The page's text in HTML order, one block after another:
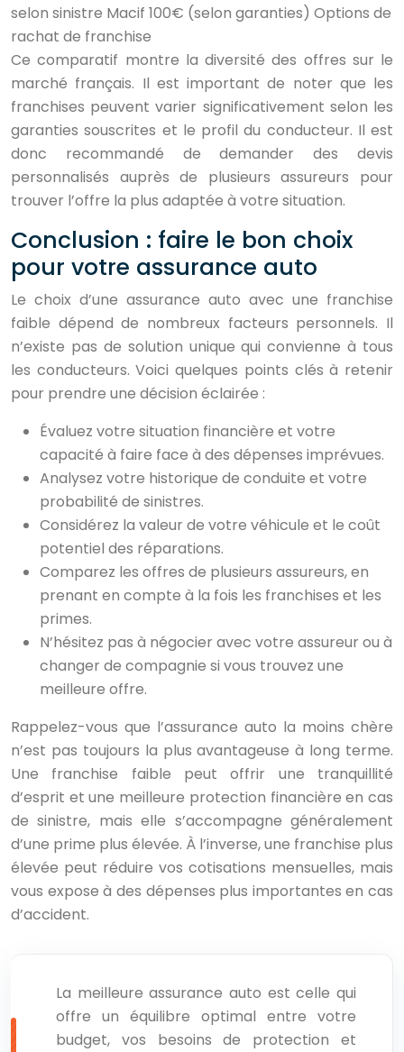
selon sinistre Macif 100€ (selon garanties) Options de
rachat de franchise
Ce comparatif montre la diversité des offres sur le
marché français. Il est important de noter que les
franchises peuvent varier significativement selon les
garanties souscrites et le profil du conducteur. Il est
donc recommandé de demander des devis
personnalisés auprès de plusieurs assureurs pour
trouver l’offre la plus adaptée à votre situation.
Conclusion : faire le bon choix
pour votre assurance auto
Le choix d’une assurance auto avec une franchise
faible dépend de nombreux facteurs personnels. Il
n’existe pas de solution unique qui convienne à tous
les conducteurs. Voici quelques points clés à retenir
pour prendre une décision éclairée :
Évaluez votre situation financière et votre
capacité à faire face à des dépenses imprévues.
Analysez votre historique de conduite et votre
probabilité de sinistres.
Considérez la valeur de votre véhicule et le coût
potentiel des réparations.
Comparez les offres de plusieurs assureurs, en
prenant en compte à la fois les franchises et les
primes.
N’hésitez pas à négocier avec votre assureur ou à
changer de compagnie si vous trouvez une
meilleure offre.
Rappelez-vous que l’assurance auto la moins chère
n’est pas toujours la plus avantageuse à long terme.
Une franchise faible peut offrir une tranquillité
d’esprit et une meilleure protection financière en cas
de sinistre, mais elle s’accompagne généralement
d’une prime plus élevée. À l’inverse, une franchise plus
élevée peut réduire vos cotisations mensuelles, mais
vous expose à des dépenses plus importantes en cas
d’accident.
La meilleure assurance auto est celle qui
offre un équilibre optimal entre votre
budget, vos besoins de protection et